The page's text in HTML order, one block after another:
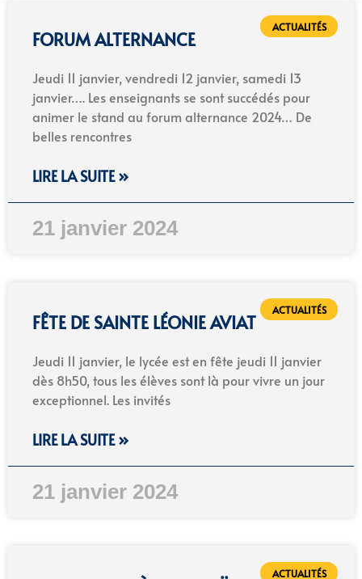
ACTUALITÉS
FORUM ALTERNANCE
Jeudi 11 janvier, vendredi 12 janvier, samedi 13
janvier…. Les enseignants se sont succédés pour
animer le stand au forum alternance 2024… De
belles rencontres
LIRE LA SUITE »
21 janvier 2024
ACTUALITÉS
FÊTE DE SAINTE LÉONIE AVIAT
Jeudi 11 janvier, le lycée est en fête jeudi 11 janvier
dès 8h50, tous les élèves sont là pour vivre un jour
exceptionnel. Les invités
LIRE LA SUITE »
21 janvier 2024
ACTUALITÉS